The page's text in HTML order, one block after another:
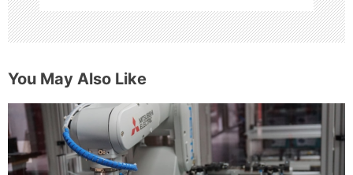
м
You May Also Like